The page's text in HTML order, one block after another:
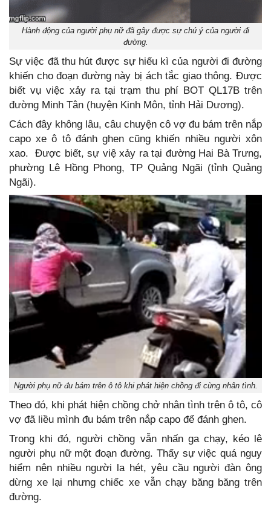
Hành động của người phụ nữ đã gây được sự chú ý của người đi
đường.
Sự việc đã thu hút được sự hiếu kì của người đi đường
khiến cho đoạn đường này bị ách tắc giao thông. Được
biết vụ việc xảy ra tại trạm thu phí BOT QL17B trên
đường Minh Tân (huyện Kinh Môn, tỉnh Hải Dương).
Cách đây không lâu, câu chuyện cô vợ đu bám trên nắp
capo xe ô tô đánh ghen cũng khiến nhiều người xôn
xao. Được biết, sự việ xảy ra tại đường Hai Bà Trưng,
phường Lê Hồng Phong, TP Quảng Ngãi (tỉnh Quảng
Ngãi).
Người phụ nữ đu bám trên ô tô khi phát hiện chồng đi cùng nhân tình.
Theo đó, khi phát hiện chồng chở nhân tình trên ô tô, cô
vợ đã liều mình đu bám trên nắp capo để đánh ghen.
Trong khi đó, người chồng vẫn nhấn ga chạy, kéo lê
người phụ nữ một đoạn đường. Thấy sự việc quá nguy
hiểm nên nhiều người la hét, yêu cầu người đàn ông
dừng xe lại nhưng chiếc xe vẫn chạy băng băng trên
đường.